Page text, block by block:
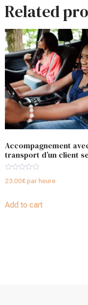
Related
Accompagnement
transport d’un client
0
5
23.00€par heure
Add to cart